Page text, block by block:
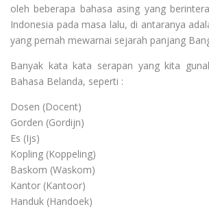
oleh beberapa bahasa asing yang
Indonesia pada masa lalu, di antaranya
yang pernah mewarnai sejarah panjang
Banyak kata kata serapan yang kita
Bahasa Belanda, seperti :
Dosen (Docent)
Gorden (Gordijn)
Es (Ijs)
Kopling (Koppeling)
Baskom (Waskom)
Kantor (Kantoor)
Handuk (Handoek)